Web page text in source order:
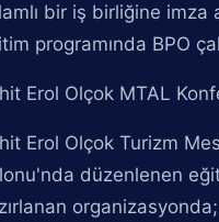
bir iş birliğine imza
programında BPO
Erol Olçok MTAL
Erol Olçok Turizm
düzenlenen